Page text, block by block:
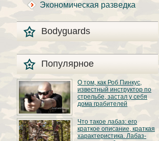
Экономическая разведка
Bodyguards
Популярное
О том, как Роб Пинкус,
известный инструктор по
стрельбе, застал у себя
дома грабителей
Вот вы всё говорите:
«В США круто, там
можно любого
постороннего в своём
Что такое лабаз: его
краткое описание, краткая
характеристика. Лабаз-